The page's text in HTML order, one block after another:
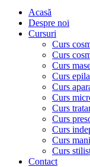
Acasă
Despre noi
Cursuri
Curs
Curs
Curs
Curs
Curs
Curs
Curs
Curs
Curs
Curs
Curs
Contact